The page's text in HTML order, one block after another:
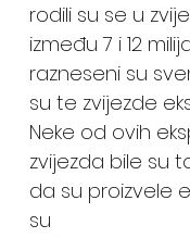
rodili su se u
između 7 i 12
razneseni su
su te zvijezde
Neke od ovih
zvijezda bile su
da su proizvele
su